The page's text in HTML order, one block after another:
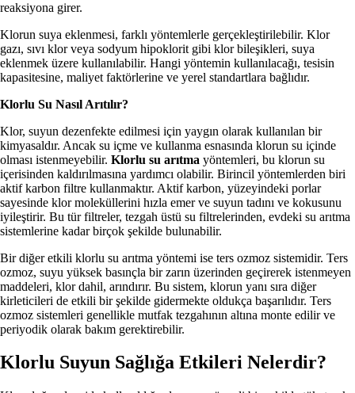
reaksiyona girer.
Klorun suya eklenmesi, farklı yöntemlerle gerçekleştirilebilir. Klor
gazı, sıvı klor veya sodyum hipoklorit gibi klor bileşikleri, suya
eklenmek üzere kullanılabilir. Hangi yöntemin kullanılacağı, tesisin
kapasitesine, maliyet faktörlerine ve yerel standartlara bağlıdır.
Klorlu Su Nasıl Arıtılır?
Klor, suyun dezenfekte edilmesi için yaygın olarak kullanılan bir
kimyasaldır. Ancak su içme ve kullanma esnasında klorun su içinde
olması istenmeyebilir. Klorlu su arıtma yöntemleri, bu klorun su
içerisinden kaldırılmasına yardımcı olabilir. Birincil yöntemlerden biri
aktif karbon filtre kullanmaktır. Aktif karbon, yüzeyindeki porlar
sayesinde klor moleküllerini hızla emer ve suyun tadını ve kokusunu
iyileştirir. Bu tür filtreler, tezgah üstü su filtrelerinden, evdeki su arıtma
sistemlerine kadar birçok şekilde bulunabilir.
Bir diğer etkili klorlu su arıtma yöntemi ise ters ozmoz sistemidir. Ters
ozmoz, suyu yüksek basınçla bir zarın üzerinden geçirerek istenmeyen
maddeleri, klor dahil, arındırır. Bu sistem, klorun yanı sıra diğer
kirleticileri de etkili bir şekilde gidermekte oldukça başarılıdır. Ters
ozmoz sistemleri genellikle mutfak tezgahının altına monte edilir ve
periyodik olarak bakım gerektirebilir.
Klorlu Suyun Sağlığa Etkileri Nelerdir?